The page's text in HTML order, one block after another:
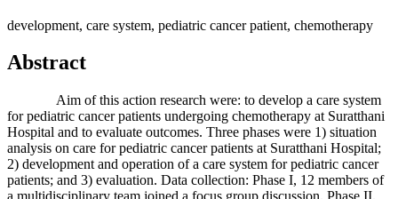
development, care system, pediatric cancer patient, chemotherapy
Abstract
Aim of this action research were: to develop a care system
for pediatric cancer patients undergoing chemotherapy at Suratthani
Hospital and to evaluate outcomes. Three phases were 1) situation
analysis on care for pediatric cancer patients at Suratthani Hospital;
2) development and operation of a care system for pediatric cancer
patients; and 3) evaluation. Data collection: Phase I, 12 members of